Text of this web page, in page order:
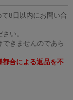
8日以内にお問い合
い。
きませんのであら
合による返品を不